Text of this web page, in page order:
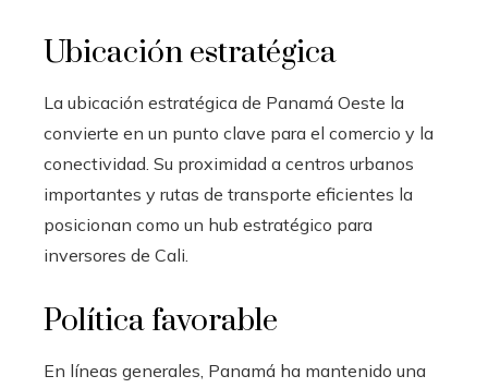
Ubicación estratégica
La ubicación estratégica de Panamá Oeste la
convierte en un punto clave para el comercio y la
conectividad. Su proximidad a centros urbanos
importantes y rutas de transporte eficientes la
posicionan como un hub estratégico para
inversores de Cali.
Política favorable
En líneas generales, Panamá ha mantenido una